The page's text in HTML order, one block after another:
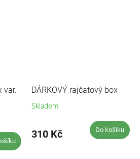
var.
DÁRKOVÝ rajčatový box
produktu
je
Skladem
310 Kč Do košíku